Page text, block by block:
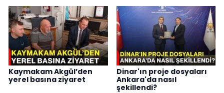
Kaymakam Akgül’den
yerel basına ziyaret
Dinar'ın proje dosyaları
Ankara'da nasıl
şekillendi?